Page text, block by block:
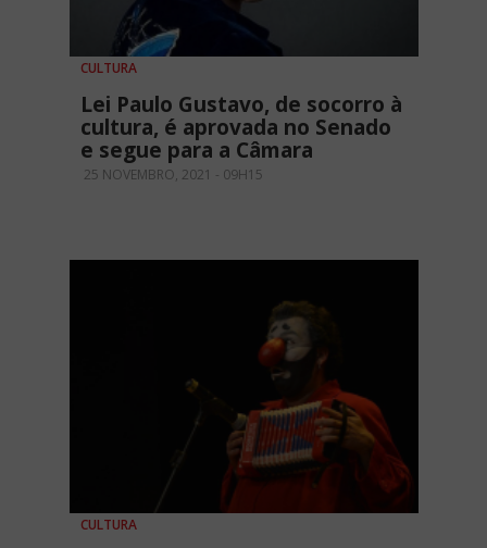
CULTURA
Lei Paulo Gustavo, de socorro à
cultura, é aprovada no Senado
e segue para a Câmara
25 NOVEMBRO, 2021 - 09H15
CULTURA